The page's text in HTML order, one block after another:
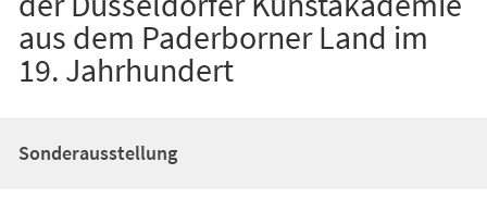
aus dem Paderborner Land im
19. Jahrhundert
Sonderausstellung